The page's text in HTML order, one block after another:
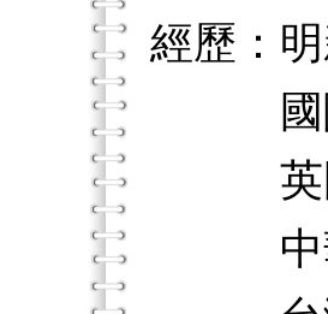
經歷：
國際
英國
中華